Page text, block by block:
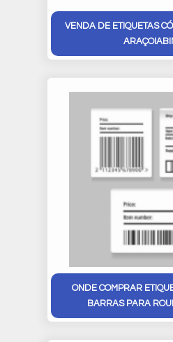
VENDA DE ETIQUETAS
ONDE COMPRAR
BARRAS PARA